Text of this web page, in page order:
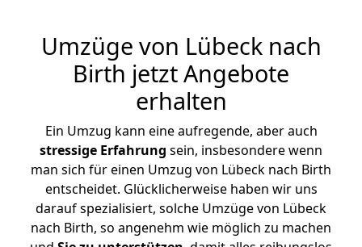
Umzüge von Lübeck nach
Birth jetzt Angebote
erhalten
Ein Umzug kann eine aufregende, aber auch
stressige Erfahrung sein, insbesondere wenn
man sich für einen Umzug von Lübeck nach Birth
entscheidet. Glücklicherweise haben wir uns
darauf spezialisiert, solche Umzüge von Lübeck
nach Birth, so angenehm wie möglich zu machen